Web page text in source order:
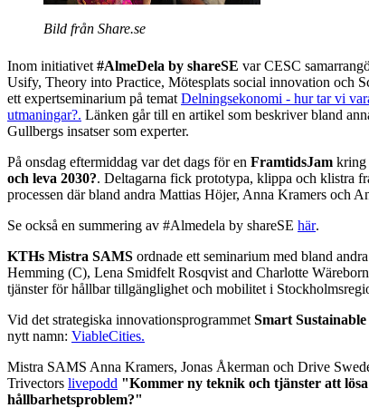
Bild från Share.se
Inom initiativet #AlmeDela by shareSE var CESC
Usify, Theory into Practice, Mötesplats social innovation och
ett expertseminarium på temat Delningsekonomi - hur tar vi
utmaningar?. Länken går till en artikel som beskriver bland
Gullbergs insatser som experter.
På onsdag eftermiddag var det dags för en FramtidsJam kring
och leva 2030?. Deltagarna fick prototypa, klippa och klistra
processen där bland andra Mattias Höjer, Anna Kramers och
Se också en summering av #Almedela by shareSE här.
KTHs Mistra SAMS ordnade ett seminarium med bland
Hemming (C), Lena Smidfelt Rosqvist and Charlotte
tjänster för hållbar tillgänglighet och mobilitet i
Vid det strategiska innovationsprogrammet Smart
nytt namn: ViableCities.
Mistra SAMS Anna Kramers, Jonas Åkerman och Drive
Trivectors livepodd "Kommer ny teknik och tjänster att
hållbarhetsproblem?"